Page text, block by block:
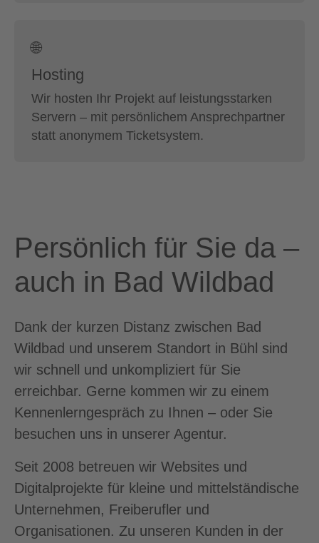
🌐
Hosting
Wir hosten Ihr Projekt auf leistungsstarken
Servern – mit persönlichem Ansprechpartner
statt anonymem Ticketsystem.
Persönlich für Sie da –
auch in Bad Wildbad
Dank der kurzen Distanz zwischen Bad
Wildbad und unserem Standort in Bühl sind
wir schnell und unkompliziert für Sie
erreichbar. Gerne kommen wir zu einem
Kennenlerngespräch zu Ihnen – oder Sie
besuchen uns in unserer Agentur.
Seit 2008 betreuen wir Websites und
Digitalprojekte für kleine und mittelständische
Unternehmen, Freiberufler und
Organisationen. Zu unseren Kunden in der